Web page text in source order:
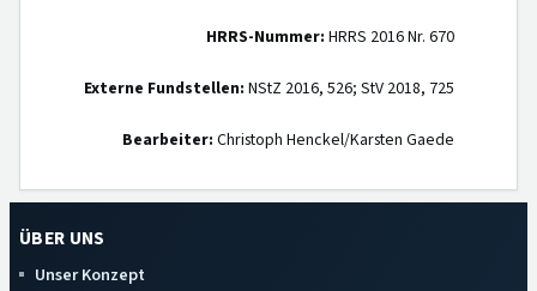
HRRS-Nummer: HRRS 2016 Nr. 670
Externe Fundstellen: NStZ 2016, 526; StV 2018, 725
Bearbeiter: Christoph Henckel/Karsten Gaede
ÜBER UNS
Unser Konzept